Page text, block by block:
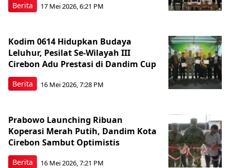
Berita 17 Mei 2026, 6:21 PM
Berita
Kodim 0614 Hidupkan Budaya
Leluhur, Pesilat Se-Wilayah III
Cirebon Adu Prestasi di Dandim Cup
16 Mei 2026, 7:28 PM
Berita
Prabowo Launching Ribuan
Koperasi Merah Putih, Dandim Kota
Cirebon Sambut Optimistis
16 Mei 2026, 7:21 PM